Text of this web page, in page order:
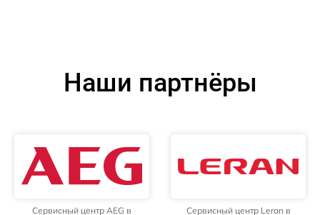
Наши партнёры
Сервисный центр AEG в
Сервисный центр Leran в